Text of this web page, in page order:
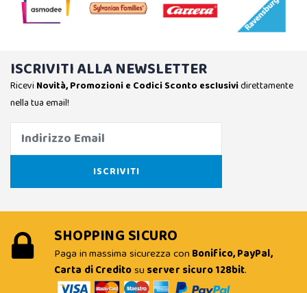
ISCRIVITI ALLA NEWSLETTER
Ricevi Novità, Promozioni e Codici Sconto esclusividirettamente
nella tua email!
SHOPPING SICURO
Paga in massima sicurezza con Bonifico, PayPal,
Carta di Creditosu server sicuro 128bit.